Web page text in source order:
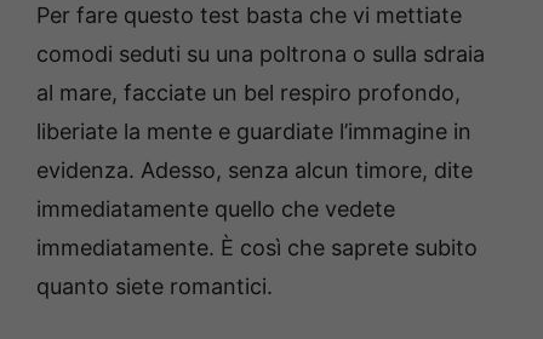
Per fare questo test basta che vi mettiate
comodi seduti su una poltrona o sulla sdraia
al mare, facciate un bel respiro profondo,
liberiate la mente e guardiate l’immagine in
evidenza. Adesso, senza alcun timore, dite
immediatamente quello che vedete
immediatamente. È così che saprete subito
quanto siete romantici.